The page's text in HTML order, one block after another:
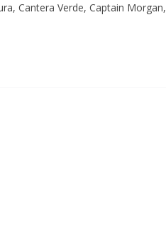
Cantera Verde, Captain Morgan,